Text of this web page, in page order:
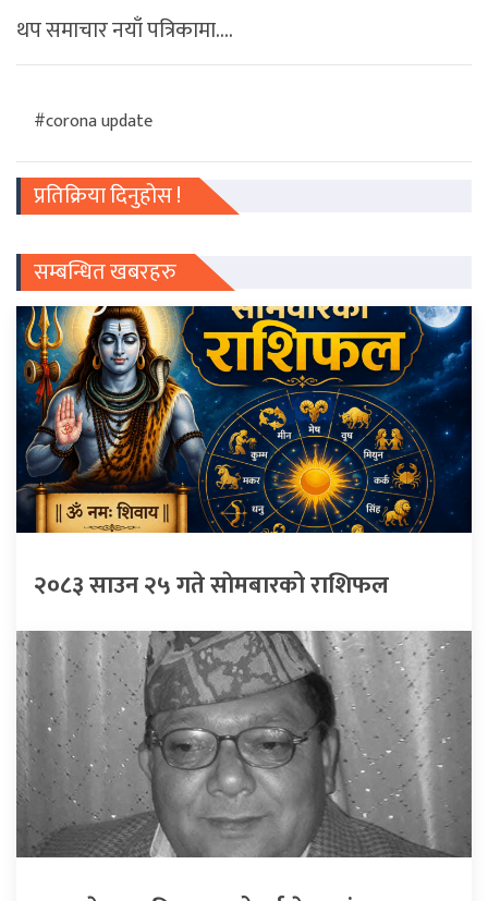
थप समाचार नयाँ पत्रिकामा….
#corona update
प्रतिक्रिया दिनुहोस !
सम्बन्धित खबरहरु
२०८३ साउन २५ गते साेमबारको राशिफल